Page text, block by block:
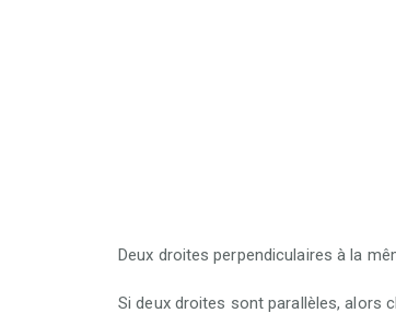
Deux droites perpendiculaires à la
Si deux droites sont parallèles, alors